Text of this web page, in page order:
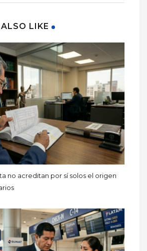
LIKE
no acreditan por sí solos el origen